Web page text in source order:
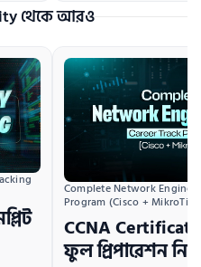
থেকে আরও
Complete Network
Program (Cisco + MikroTik)
CCNA
ফুল প্রিপারেশন